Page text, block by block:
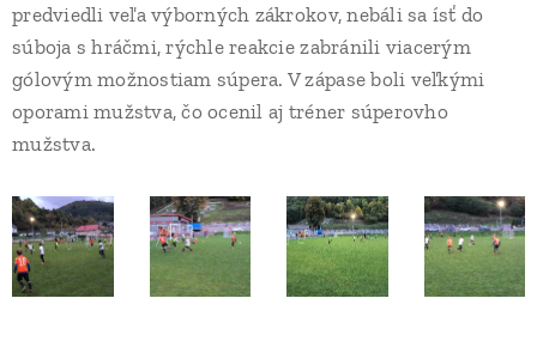
predviedli veľa výborných zákrokov, nebáli sa ísť do
súboja s hráčmi, rýchle reakcie zabránili viacerým
gólovým možnostiam súpera. V zápase boli veľkými
oporami mužstva, čo ocenil aj tréner súperovho
mužstva.